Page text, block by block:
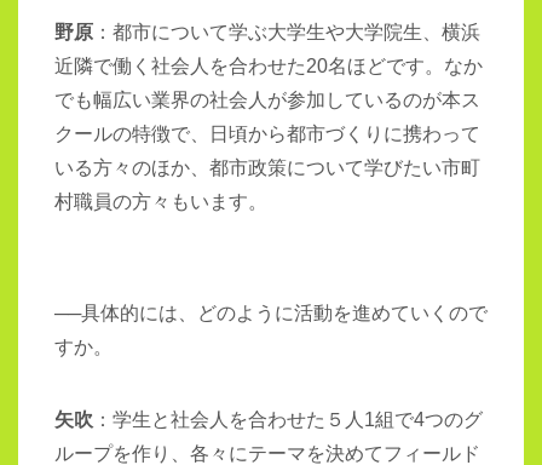
野原 ：都市について学ぶ大学生や大学院生、横浜
近隣で働く社会人を合わせた20名ほどです。なか
でも幅広い業界の社会人が参加しているのが本ス
クールの特徴で、日頃から都市づくりに携わって
いる方々のほか、都市政策について学びたい市町
村職員の方々もいます。
──具体的には、どのように活動を進めていくので
すか。
矢吹 ：学生と社会人を合わせた５人1組で4つのグ
ループを作り、各々にテーマを決めてフィールド